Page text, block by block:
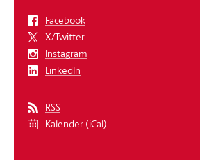
Facebook
X/Twitter
Instagram
LinkedIn
RSS
Kalender (iCal)